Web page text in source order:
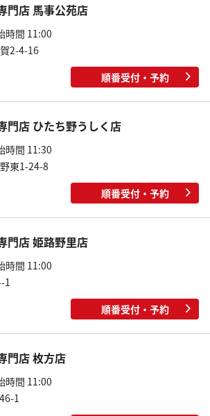
門店 馬事公苑店
時間 11:00
2-4-16
順番受付・予約
門店 ひたち野うしく店
時間 11:30
東1-24-8
順番受付・予約
門店 姫路野里店
時間 11:00
1
順番受付・予約
門店 枚方店
時間 11:00
1